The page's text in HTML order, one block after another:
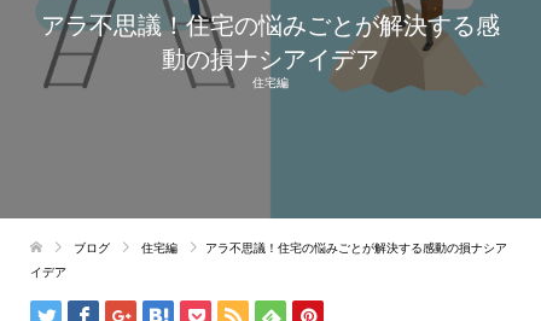
アラ不思議！住宅の悩みごとが解決する感
動の損ナシアイデア
住宅編
ブログ 住宅編
アラ不思議！住宅の悩みごとが解決する感動の損ナシア
イデア